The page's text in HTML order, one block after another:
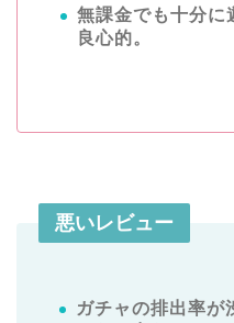
無課金でも十分に
良心的。
悪いレビュー
ガチャの排出率が